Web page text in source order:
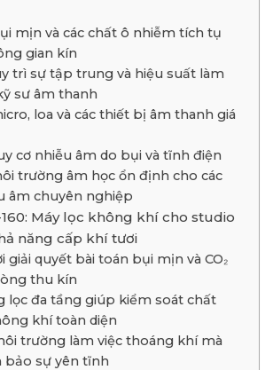
mịn và các chất ô nhiễm tích tụ
gian kín
trì sự tập trung và hiệu suất làm
sư âm thanh
loa và các thiết bị âm thanh giá
cơ nhiễu âm do bụi và tĩnh điện
trường âm học ổn định cho các
âm chuyên nghiệp
Máy lọc không khí cho studio
năng cấp khí tươi
giải quyết bài toán bụi mịn và CO₂
thu kín
lọc đa tầng giúp kiểm soát chất
khí toàn diện
trường làm việc thoáng khí mà
bảo sự yên tĩnh